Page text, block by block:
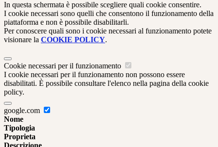
In questa schermata è possibile scegliere quali cookie consentire.
I cookie necessari sono quelli che consentono il funzionamento della
piattaforma e non è possibile disabilitarli.
Per conoscere quali sono i cookie necessari al funzionamento potete
visionare la COOKIE POLICY.
Cookie necessari per il funzionamento
I cookie necessari per il funzionamento non possono essere
disabilitati. È possibile consultare l'elenco nella pagina della cookie
policy.
google.com
Nome
Tipologia
Proprieta